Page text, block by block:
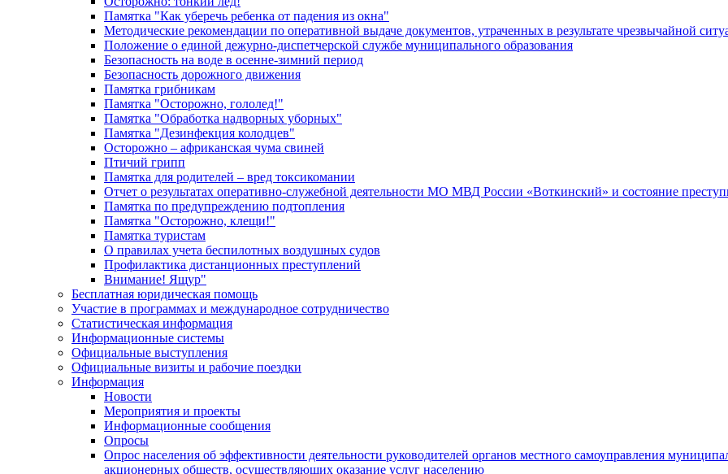
Памятка "Как уберечь ребенка от падения из окна"
Методические рекомендации по оперативной выдаче документов, утраченных в результате чрезвычайной
Положение о единой дежурно-диспетчерской службе муниципального образования
Безопасность на воде в осенне-зимний период
Безопасность дорожного движения
Памятка грибникам
Памятка "Осторожно, гололед!"
Памятка "Обработка надворных уборных"
Памятка "Дезинфекция колодцев"
Осторожно – африканская чума свиней
Птичий грипп
Памятка для родителей – вред токсикомании
Отчет о результатах оперативно-служебной деятельности МО МВД России «Воткинский» и состояние
Памятка по предупреждению подтопления
Памятка "Осторожно, клещи!"
Памятка туристам
О правилах учета беспилотных воздушных судов
Профилактика дистанционных преступлений
Внимание! Ящур"
Бесплатная юридическая помощь
Участие в программах и международное сотрудничество
Статистическая информация
Информационные системы
Официальные выступления
Официальные визиты и рабочие поездки
Информация
Новости
Мероприятия и проекты
Информационные сообщения
Опросы
Опрос населения об эффективности деятельности руководителей органов местного самоуправления
акционерных обществ, осуществляющих оказание услуг населению